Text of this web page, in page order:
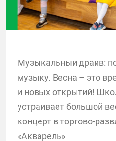
Музыкальный драйв:
музыку. Весна – это
и новых открытий!
устраивает большой
концерт в торгово-
«Акварель»